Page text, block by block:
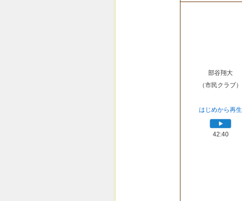
部谷翔大
（市民クラブ）
はじめから再生
42:40